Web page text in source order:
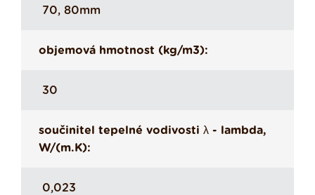
70, 80mm
objemová hmotnost (kg/m3):
30
součinitel tepelné vodivosti λ - lambda,
W/(m.K):
0,023